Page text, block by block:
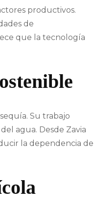
productivos.
de
que la tecnología
Su trabajo
agua. Desde Zavia
la dependencia de